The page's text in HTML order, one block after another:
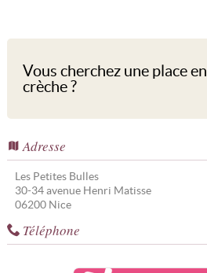
Vous cherchez une place en
crèche ?
Adresse
Les Petites Bulles
30-34 avenue Henri Matisse
06200 Nice
Téléphone